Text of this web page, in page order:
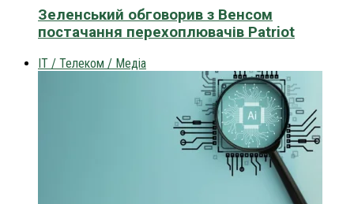
Зеленський обговорив з Венсом
постачання перехоплювачів Patriot
IT / Телеком / Медіа